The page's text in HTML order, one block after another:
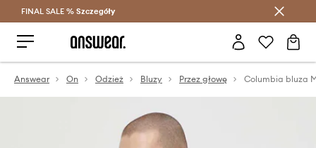
Oszczędzaj z Answear Club >
FINAL SALE % Szczegóły
Answear On Odzież Bluzy Przez głowę Columbia bluza